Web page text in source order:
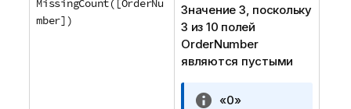
MissingCount([OrderNu
mber])
Значение 3, поскольку
3 из 10 полей
OrderNumber
являются пустыми
П
«0»